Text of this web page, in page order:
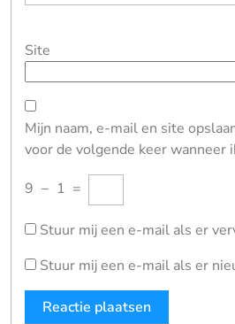
Site
Mijn naam, e-mail en site
voor de volgende keer wanneer
9 − 1 =
Stuur mij een e-mail als er
Stuur mij een e-mail als er